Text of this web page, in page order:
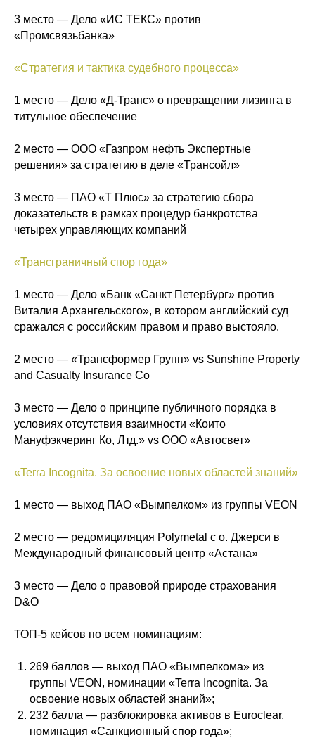
3 место — Дело «ИС ТЕКС» против
«Промсвязьбанка»
«Стратегия и тактика судебного процесса»
1 место — Дело «Д-Транс» о превращении лизинга в
титульное обеспечение
2 место — ООО «Газпром нефть Экспертные
решения» за стратегию в деле «Трансойл»
3 место — ПАО «Т Плюс» за стратегию сбора
доказательств в рамках процедур банкротства
четырех управляющих компаний
«Трансграничный спор года»
1 место — Дело «Банк «Санкт Петербург» против
Виталия Архангельского», в котором английский суд
сражался с российским правом и право выстояло.
2 место — «Трансформер Групп» vs Sunshine Property
and Casualty Insurance Co
3 место — Дело о принципе публичного порядка в
условиях отсутствия взаимности «Които
Мануфэкчеринг Ко, Лтд.» vs ООО «Автосвет»
«Terra Incognita. За освоение новых областей знаний»
1 место — выход ПАО «Вымпелком» из группы VEON
2 место — редомициляция Polymetal с о. Джерси в
Международный финансовый центр «Астана»
3 место — Дело о правовой природе страхования
D&O
ТОП-5 кейсов по всем номинациям:
269 баллов — выход ПАО «Вымпелкома» из
группы VEON, номинации «Terra Incognita. За
освоение новых областей знаний»;
232 балла — разблокировка активов в Euroclear,
номинация «Санкционный спор года»;